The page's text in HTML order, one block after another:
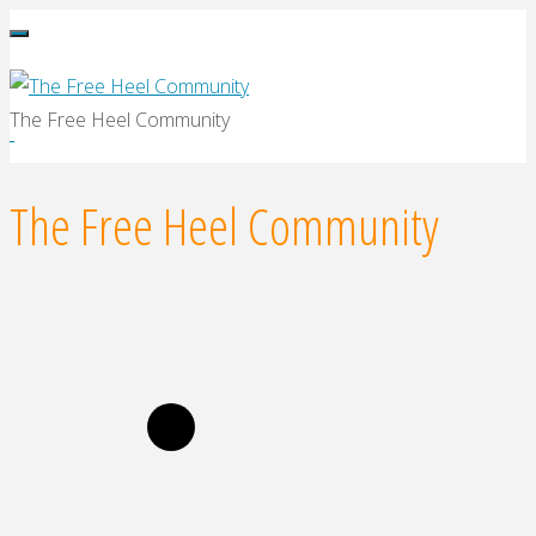
Ga
de
inhoud
The Free Heel Community
The Free Heel Community